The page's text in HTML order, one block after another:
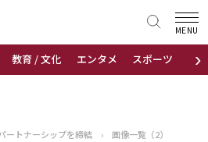
›
教育 / 文化 エンタメ スポーツ 地域
MENU
トナーシップを締結
› 画像一覧（2）